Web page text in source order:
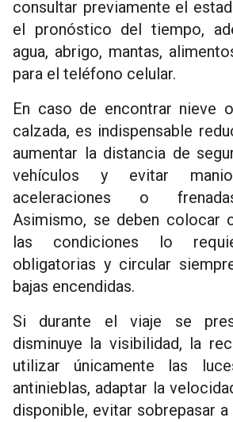
consultar previamente el
el pronóstico del tiempo,
agua, abrigo, mantas,
para el teléfono celular.
En caso de encontrar nieve
calzada, es indispensable
aumentar la distancia de
vehículos y evitar
aceleraciones o
Asimismo, se deben colocar
las condiciones lo
obligatorias y circular
bajas encendidas.
Si durante el viaje se
disminuye la visibilidad, la
utilizar únicamente las
antinieblas, adaptar la
disponible, evitar sobrepasar